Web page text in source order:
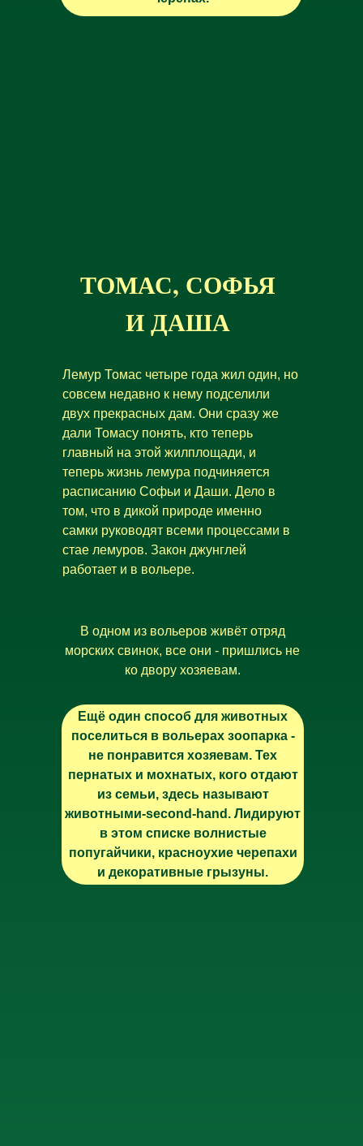
Лемур Томас четыре года жил один, но
совсем недавно к нему подселили
двух прекрасных дам. Они сразу же
дали Томасу понять, кто теперь
главный на этой жилплощади, и
теперь жизнь лемура подчиняется
расписанию Софьи и Даши. Дело в
том, что в дикой природе именно
самки руководят всеми процессами в
стае лемуров. Закон джунглей
работает и в вольере.
ТОМАС, СОФЬЯ
И ДАША
В одном из вольеров живёт отряд
морских свинок, все они - пришлись не
ко двору хозяевам.
Ещё один способ для животных
поселиться в вольерах зоопарка -
не понравится хозяевам. Тех
пернатых и мохнатых, кого отдают
из семьи, здесь называют
животными-second-hand. Лидируют
в этом списке волнистые
попугайчики, красноухие черепахи
и декоративные грызуны.